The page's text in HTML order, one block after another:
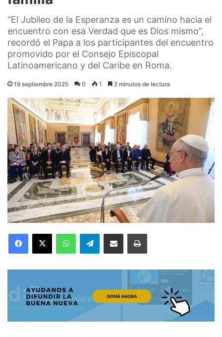
“El Jubileo de la Esperanza es un camino hacia el
encuentro con esa Verdad que es Dios mismo”,
recordó el Papa a los participantes del encuentro
promovido por el Consejo Episcopal
Latinoamericano y del Caribe en Roma.
19 septiembre 2025 0 1 2 minutos de lectura
Telegram